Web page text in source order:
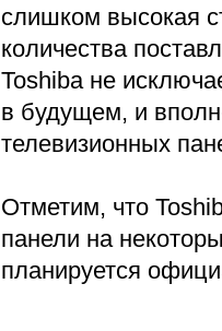
слишком высокая
количества
Toshiba не
в будущем, и
телевизионных
Отметим, что
панели на
планируется